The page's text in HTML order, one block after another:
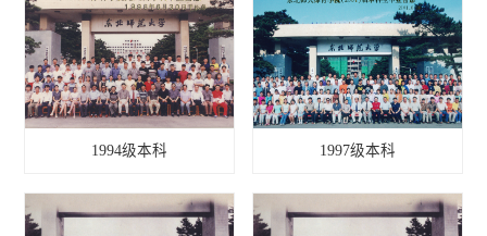
1994级本科 1997级本科